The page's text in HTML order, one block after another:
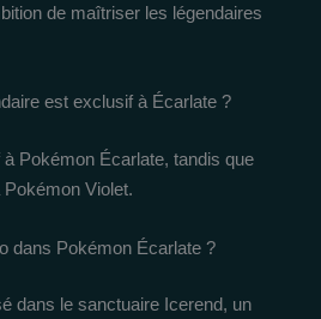
de maîtriser les légendaires
est exclusif à Écarlate ?
Pokémon Écarlate, tandis que
Violet.
dans Pokémon Écarlate ?
dans le sanctuaire Icerend, un